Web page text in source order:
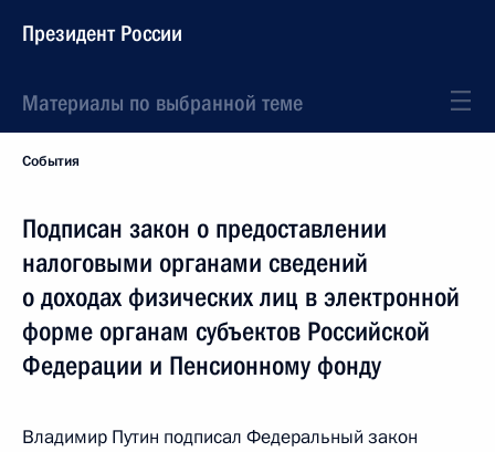
Президент России
Материалы по выбранной теме
События
Подписан закон о предоставлении
налоговыми органами сведений
о доходах физических лиц в электронной
форме органам субъектов Российской
Федерации и Пенсионному фонду
Владимир Путин подписал Федеральный закон